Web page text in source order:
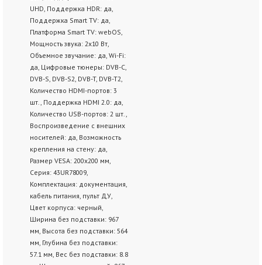
UHD, Поддержка HDR: да,
Поддержка Smart TV: да,
Платформа Smart TV: webOS,
Мощность звука: 2х10 Вт,
Объемное звучание: да, Wi-Fi:
да, Цифровые тюнеры: DVB-C,
DVB-S, DVB-S2, DVB-T, DVB-T2,
Количество HDMI-портов: 3
шт., Поддержка HDMI 2.0: да,
Количество USB-портов: 2 шт.,
Воспроизведение с внешних
носителей: да, Возможность
крепления на стену: да,
Размер VESA: 200x200 мм,
Серия: 43UR78009,
Комплектация: документация,
кабель питания, пульт ДУ,
Цвет корпуса: черный,
Ширина без подставки: 967
мм, Высота без подставки: 564
мм, Глубина без подставки:
57.1 мм, Вес без подставки: 8.8